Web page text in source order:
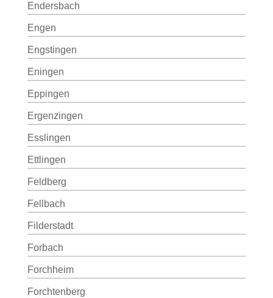
Endersbach
Engen
Engstingen
Eningen
Eppingen
Ergenzingen
Esslingen
Ettlingen
Feldberg
Fellbach
Filderstadt
Forbach
Forchheim
Forchtenberg